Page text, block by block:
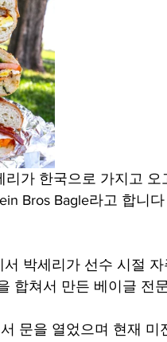
맛집/여행지
리가 한국으로 가지고
Bros Bagle라고 합니다
서 박세리가 선수 시절
합쳐서 만든 베이글
서 문을 열었으며 현재